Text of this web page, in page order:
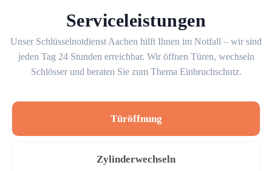
Serviceleistungen
Unser Schlüsselnotdienst Aachen hilft Ihnen im Notfall – wir sind
jeden Tag 24 Stunden erreichbar. Wir öffnen Türen, wechseln
Schlösser und beraten Sie zum Thema Einbruchschutz.
Türöffnung
Zylinderwechseln